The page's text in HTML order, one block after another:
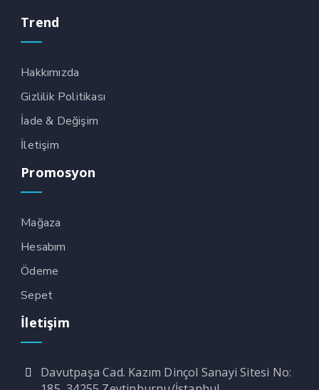
Trend
Hakkımızda
Gizlilik Politikası
İade & Değişim
İletişim
Promosyon
Mağaza
Hesabım
Ödeme
Sepet
İletişim
Davutpaşa Cad. Kazım Dinçol Sanayi Sitesi No: